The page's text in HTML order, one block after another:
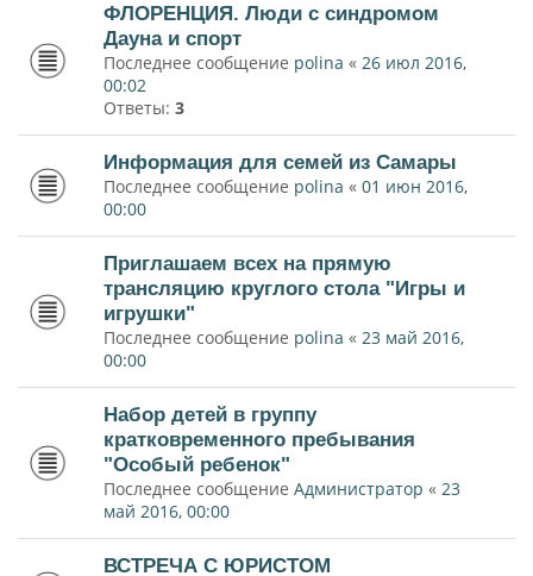
ФЛОРЕНЦИЯ. Люди с синдромом
Дауна и спорт
Последнее сообщение polina « 26 июл 2016,
00:02
Ответы: 3
Информация для семей из Самары
Последнее сообщение polina « 01 июн 2016,
00:00
Приглашаем всех на прямую
трансляцию круглого стола "Игры и
игрушки"
Последнее сообщение polina « 23 май 2016,
00:00
Набор детей в группу
кратковременного пребывания
"Особый ребенок"
Последнее сообщение Администратор « 23
май 2016, 00:00
ВСТРЕЧА С ЮРИСТОМ